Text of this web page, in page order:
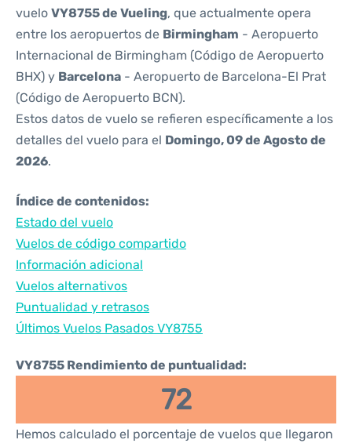
vuelo VY8755 de Vueling, que actualmente opera
entre los aeropuertos de Birmingham - Aeropuerto
Internacional de Birmingham (Código de Aeropuerto
BHX) y Barcelona - Aeropuerto de Barcelona-El Prat
(Código de Aeropuerto BCN).
Estos datos de vuelo se refieren específicamente a los
detalles del vuelo para el Domingo, 09 de Agosto de
2026.
Índice de contenidos:
Estado del vuelo
Vuelos de código compartido
Información adicional
Vuelos alternativos
Puntualidad y retrasos
Últimos Vuelos Pasados VY8755
VY8755 Rendimiento de puntualidad:
72
Hemos calculado el porcentaje de vuelos que llegaron